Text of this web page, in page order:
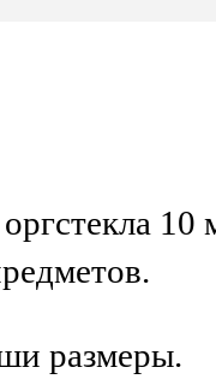
размеры.